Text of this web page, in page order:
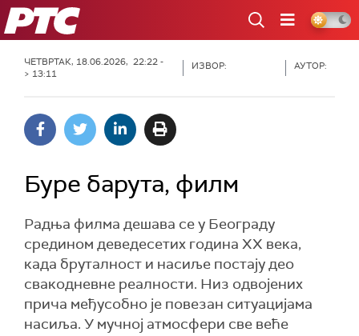
РТС
ЧЕТВРТАК, 18.06.2026, 22:22 -
> 13:11
ИЗВОР: АУТОР:
Буре барута, филм
Радња филма дешава се у Београду
средином деведесетих година XX века,
када бруталност и насиље постају део
свакодневне реалности. Низ одвојених
прича међусобно је повезан ситуацијама
насиља. У мучној атмосфери све веће